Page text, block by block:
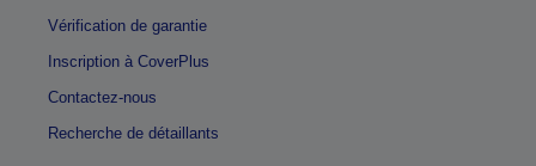
Vérification de garantie
Inscription à CoverPlus
Contactez-nous
Recherche de détaillants